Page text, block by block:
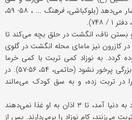
می‌دهد (بلوکباشی،فرهنگ
... ، ۵۸- ۵۹،
و بستن ناف، انگشت در حلق بچه می‌کند تا
باز شود (پاینده، ۲۷). در کازرون نیز مامای محله انگشت در گلوی
گردد. به نوزاد کمی تربت با کمی خرما
می‌خورانند با این باور که در بزرگی پرخور نشود (حاتمی، ۵۴، ۵۶-۵۷). در
در تربت زده، و به سق کودک می‌مالند
در لرستان و ایلام، وقتی نوزاد به دنیا آمد، تا ۳ اذان به او غذا نمی‌دهند
می‌زنند، کام نوزاد را بر‌می‌دارند. پس از